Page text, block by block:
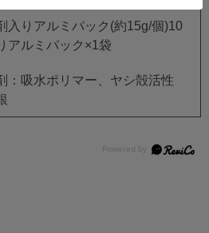
入りアルミパック(約15g/個)10
アルミパック×1袋
：吸水ポリマー、ヤシ殻活性